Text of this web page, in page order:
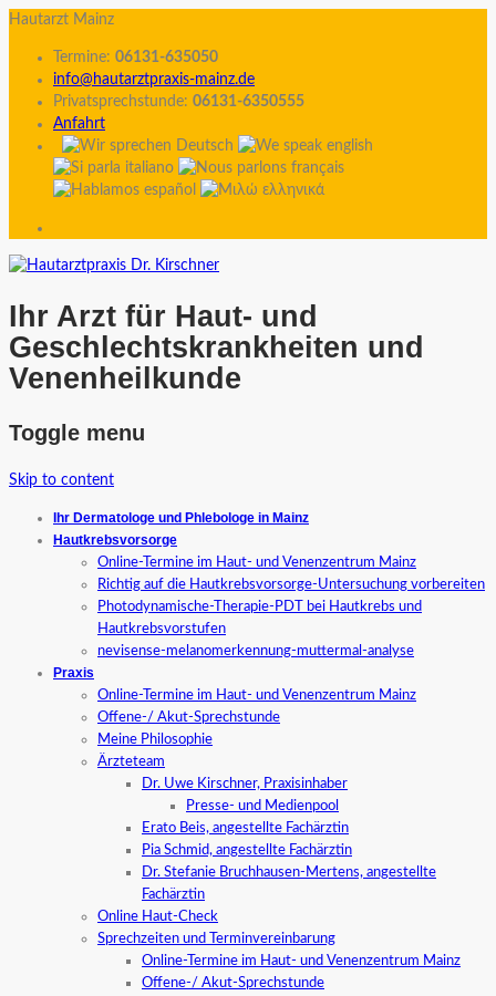
Hautarzt Mainz
Termine: 06131-635050
info@hautarztpraxis-mainz.de
Privatsprechstunde: 06131-6350555
Anfahrt
Ihr Arzt für Haut- und
Geschlechtskrankheiten und
Venenheilkunde
Toggle menu
Skip to content
Ihr Dermatologe und Phlebologe in Mainz
Hautkrebsvorsorge
Online-Termine im Haut- und Venenzentrum Mainz
Richtig auf die Hautkrebsvorsorge-Untersuchung vorbereiten
Photodynamische-Therapie-PDT bei Hautkrebs und
Hautkrebsvorstufen
nevisense-melanomerkennung-muttermal-analyse
Praxis
Online-Termine im Haut- und Venenzentrum Mainz
Offene-/ Akut-Sprechstunde
Meine Philosophie
Ärzteteam
Dr. Uwe Kirschner, Praxisinhaber
Presse- und Medienpool
Erato Beis, angestellte Fachärztin
Pia Schmid, angestellte Fachärztin
Dr. Stefanie Bruchhausen-Mertens, angestellte
Fachärztin
Online Haut-Check
Sprechzeiten und Terminvereinbarung
Online-Termine im Haut- und Venenzentrum Mainz
Offene-/ Akut-Sprechstunde